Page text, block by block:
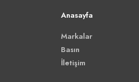
Anasayfa
Markalar
Basın
İletişim